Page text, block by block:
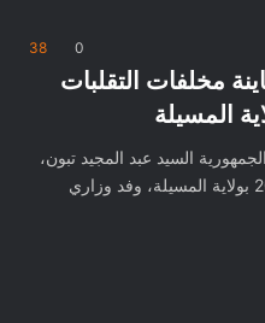
0
38
مخلفات التقلبات
المسيلة
السيد عبد المجيد تبون،
حل اليوم السبت 17 ماي 2025 بولاية المسيلة، وفد وزاري